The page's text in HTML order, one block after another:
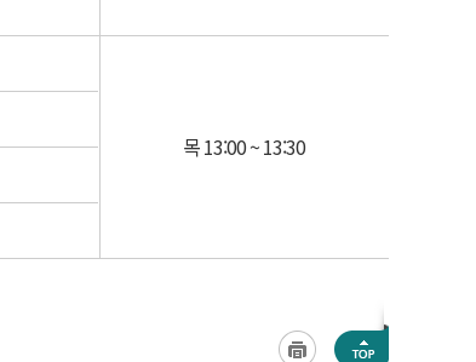
목 13:00 ~ 13:30